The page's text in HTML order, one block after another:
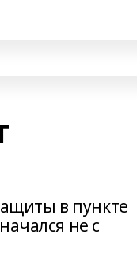
в пункте
не с